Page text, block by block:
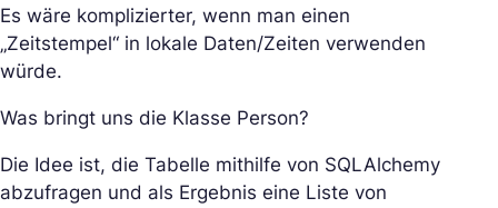
Es wäre komplizierter, wenn man einen
„Zeitstempel“ in lokale Daten/Zeiten verwenden
würde.
Was bringt uns die Klasse Person?
Die Idee ist, die Tabelle mithilfe von SQLAlchemy
abzufragen und als Ergebnis eine Liste von